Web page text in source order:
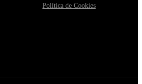
Política de Cookies